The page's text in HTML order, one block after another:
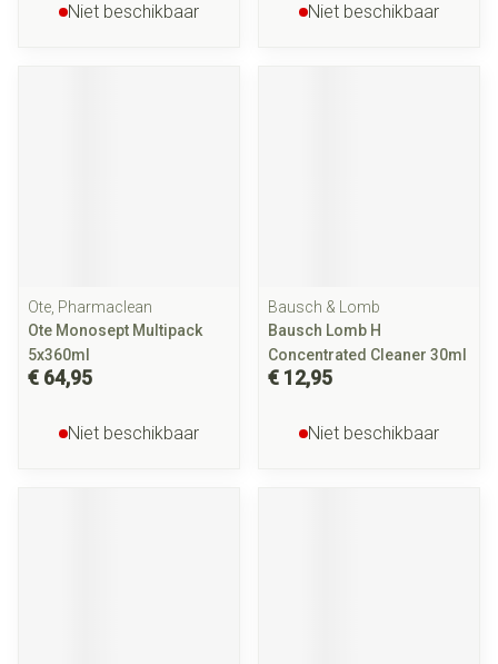
Niet beschikbaar Niet beschikbaar
Ote, Pharmaclean
Ote Monosept Multipack
5x360ml
€ 64,95
Niet beschikbaar
Bausch & Lomb
Bausch Lomb H
Concentrated Cleaner 30ml
€ 12,95
Niet beschikbaar